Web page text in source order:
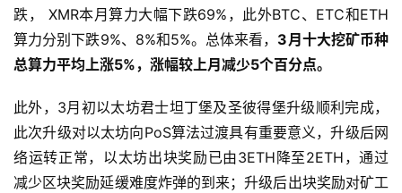
跌， XMR本月算力大幅下跌69%，此外BTC、ETC和ETH
算力分别下跌9%、8%和5%。总体来看， 3月十大挖矿币种
总算力平均上涨5%，涨幅较上月减少5个百分点。
此外，3月初以太坊君士坦丁堡及圣彼得堡升级顺利完成，
此次升级对以太坊向PoS算法过渡具有重要意义，升级后网
络运转正常，以太坊出块奖励已由3ETH降至2ETH，通过
减少区块奖励延缓难度炸弹的到来；升级后出块奖励对矿工